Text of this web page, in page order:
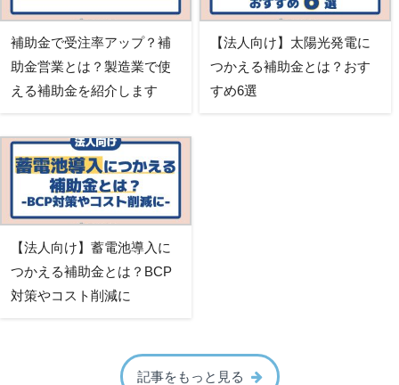
補助金で受注率アップ？補
助金営業とは？製造業で使
える補助金を紹介します
【法人向け】太陽光発電に
つかえる補助金とは？おす
すめ6選
【法人向け】蓄電池導入に
つかえる補助金とは？BCP
対策やコスト削減に
記事をもっと見る